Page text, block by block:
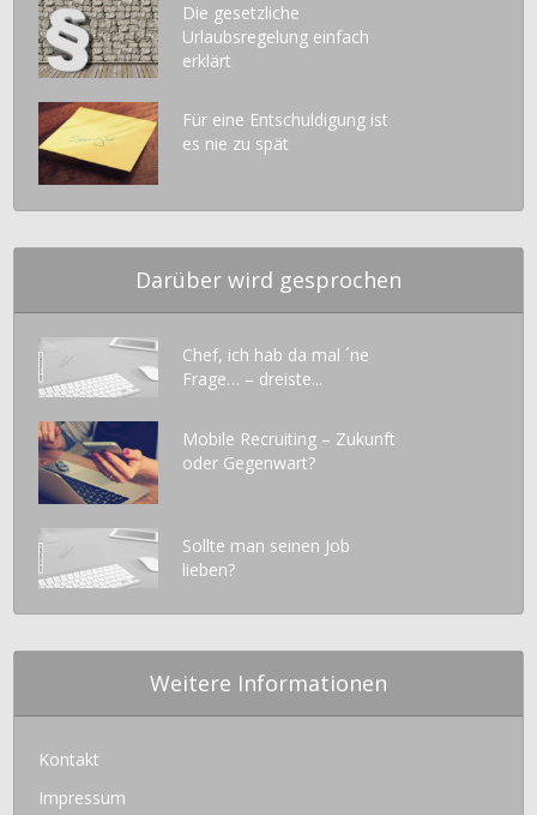
Die gesetzliche
Urlaubsregelung einfach
erklärt
Für eine Entschuldigung ist
es nie zu spät
Darüber wird gesprochen
Chef, ich hab da mal ´ne
Frage… – dreiste...
Mobile Recruiting – Zukunft
oder Gegenwart?
Sollte man seinen Job
lieben?
Weitere Informationen
Kontakt
Impressum